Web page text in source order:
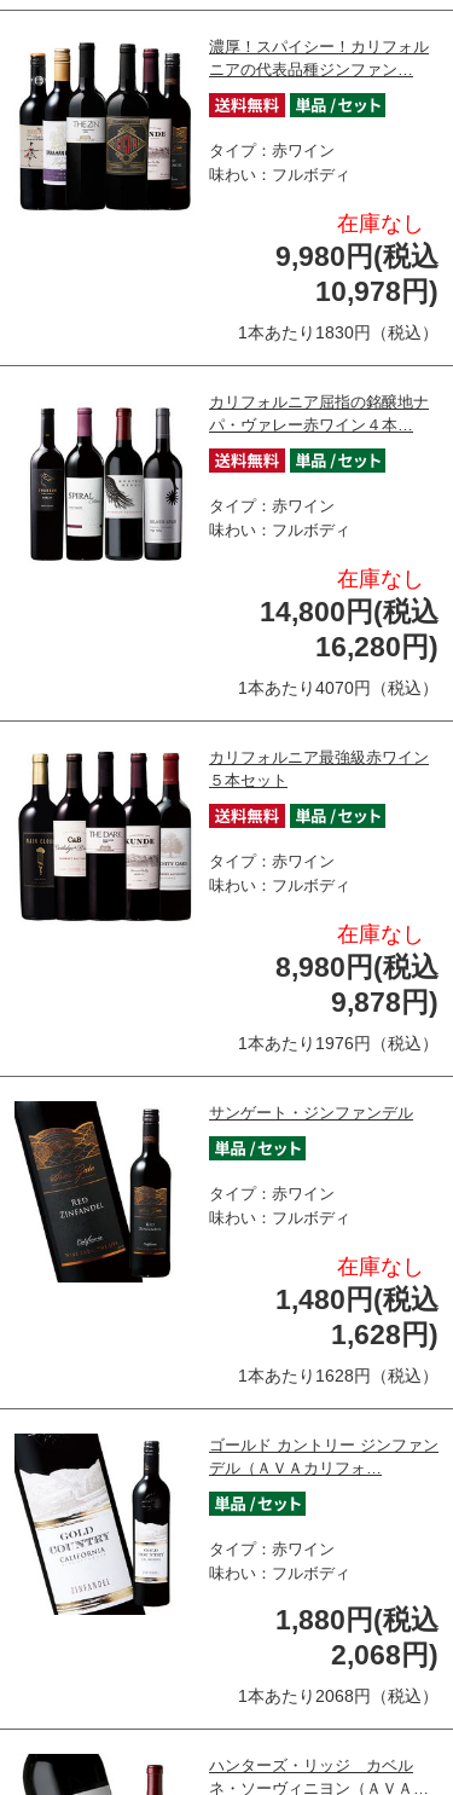
濃厚！スパイシー！カリフォル
ニアの代表品種ジンファン…
タイプ：赤ワイン
味わい：フルボディ
在庫なし
9,980円(税込
10,978円)
1本あたり1830円（税込）
カリフォルニア屈指の銘醸地ナ
パ・ヴァレー赤ワイン４本…
タイプ：赤ワイン
味わい：フルボディ
在庫なし
14,800円(税込
16,280円)
1本あたり4070円（税込）
カリフォルニア最強級赤ワイン
５本セット
タイプ：赤ワイン
味わい：フルボディ
在庫なし
8,980円(税込
9,878円)
1本あたり1976円（税込）
サンゲート・ジンファンデル
タイプ：赤ワイン
味わい：フルボディ
在庫なし
1,480円(税込
1,628円)
1本あたり1628円（税込）
ゴールド カントリー ジンファン
デル（ＡＶＡカリフォ…
タイプ：赤ワイン
味わい：フルボディ
1,880円(税込
2,068円)
1本あたり2068円（税込）
ハンターズ・リッジ カベル
ネ・ソーヴィニヨン（ＡＶＡ…